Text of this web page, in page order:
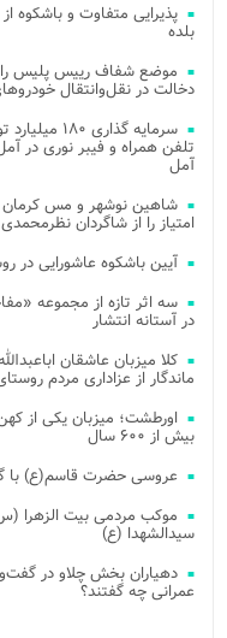
بلده
موضع شفاف رییس پلیس
دخالت در نقل‌وانتقال
سرمایه
آمل
شاهین نوشهر و مس کرمان
امتیاز را از شاگردان
آیین باشکوه عاشورایی در
سه اثر تازه از مجموعه
در آستانه انتشار
کلا میزبان عاشقان
ماندگار از عزاداری مردم
اورطشت؛ میزبان یکی از
بیش از ۶۰۰ سال
عروسی حضرت قاسم(ع) با
موکب مردمی بیت‌ الزهرا
سیدالشهدا (ع)
دهیاران بخش چلاو در
عمرانی چه گفتند؟